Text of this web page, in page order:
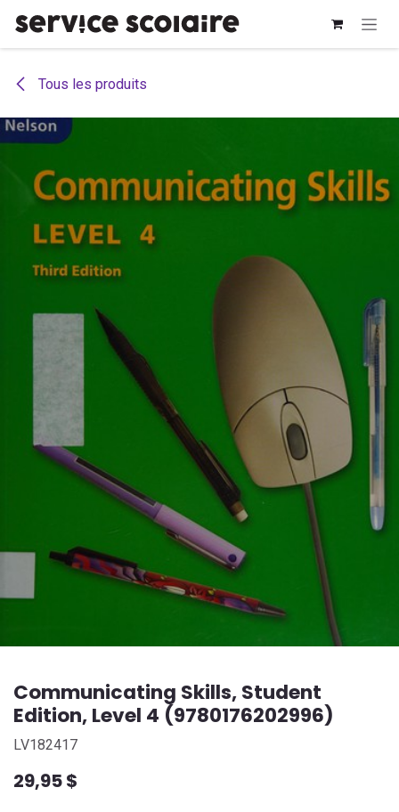
Tous les produits
Communicating Skills, Student
Edition, Level 4 (9780176202996)
LV182417
29,95$